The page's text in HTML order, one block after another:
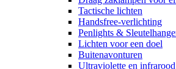
Tactische lichten
Handsfree-verlichting
Penlights &
Lichten voor een doel
Buitenavonturen
Ultraviolette en